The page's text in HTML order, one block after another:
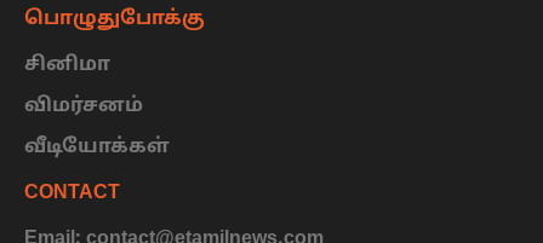
பொழுதுபோக்கு
சினிமா
விமர்சனம்
வீடியோக்கள்
CONTACT